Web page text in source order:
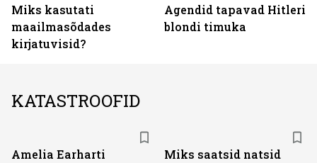
Miks kasutati
maailmasõdades
kirjatuvisid?
Agendid tapavad Hitleri
blondi timuka
KATASTROOFID
Amelia Earharti
Miks saatsid natsid